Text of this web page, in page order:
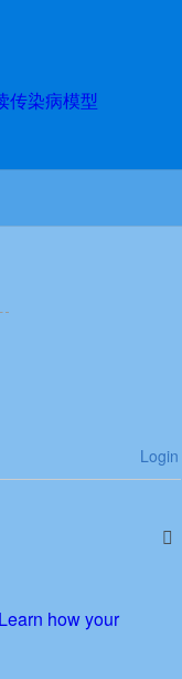
传染病模型
Login
Learn how your